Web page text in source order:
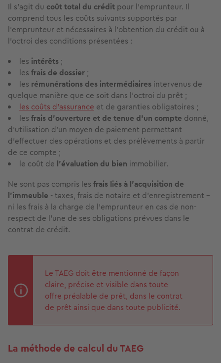
Il s’agit du coût total du crédit pour l'emprunteur. Il
comprend tous les coûts suivants supportés par
l'emprunteur et nécessaires à l'obtention du crédit ou à
l'octroi des conditions présentées :
les intérêts ;
les frais de dossier ;
les rémunérations des intermédiaires intervenus de
quelque manière que ce soit dans l'octroi du prêt ;
les coûts d’assurance et de garanties obligatoires ;
les frais d’ouverture et de tenue d’un compte donné,
d'utilisation d'un moyen de paiement permettant
d'effectuer des opérations et des prélèvements à partir
de ce compte ;
le coût de l’évaluation du bien immobilier.
Ne sont pas compris les frais liés à l'acquisition de
l’immeuble - taxes, frais de notaire et d’enregistrement -
ni les frais à la charge de l'emprunteur en cas de non-
respect de l'une de ses obligations prévues dans le
contrat de crédit.
Le TAEG doit être mentionné de façon
claire, précise et visible dans toute
offre préalable de prêt, dans le contrat
de prêt ainsi que dans toute publicité.
La méthode de calcul du TAEG